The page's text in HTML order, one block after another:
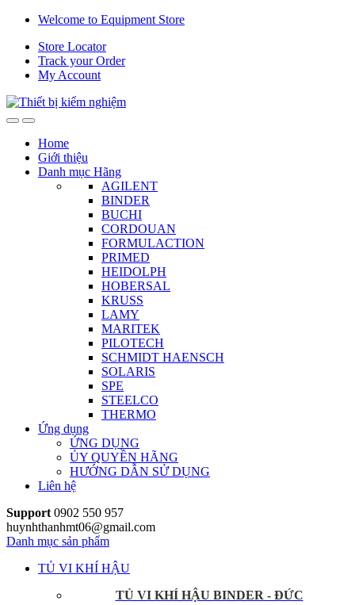
Skip
navigation
Skip
content
Welcome to Equipment Store
Store Locator
Track your Order
My Account
Home
Giới thiệu
Danh mục Hãng
AGILENT
BINDER
BUCHI
CORDOUAN
FORMULACTION
PRIMED
HEIDOLPH
HOBERSAL
KRUSS
LAMY
MARITEK
PILOTECH
SCHMIDT HAENSCH
SOLARIS
SPE
STEELCO
THERMO
Ứng dụng
ỨNG DỤNG
ỦY QUYỀN HÃNG
HƯỚNG DẪN SỬ DỤNG
Liên hệ
Support 0902 550 957
huynhthanhmt06@gmail.com
Danh mục sản phẩm
TỦ VI KHÍ HẬU
TỦ VI KHÍ HẬU BINDER - ĐỨC